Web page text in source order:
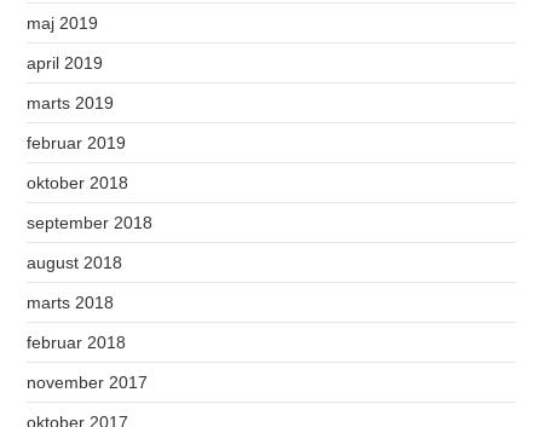
maj 2019
april 2019
marts 2019
februar 2019
oktober 2018
september 2018
august 2018
marts 2018
februar 2018
november 2017
oktober 2017